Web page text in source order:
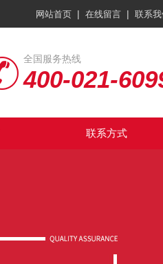
网站首页 | 在线留言 | 联系
全国服务热线
400-021-
联系方式